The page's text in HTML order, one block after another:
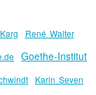
René Walter
Goethe-Institut
Karin Seven